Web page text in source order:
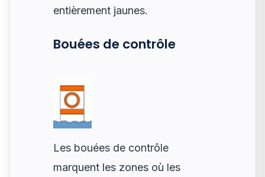
entièrement jaunes.
Bouées de contrôle
Les bouées de contrôle
marquent les zones où les